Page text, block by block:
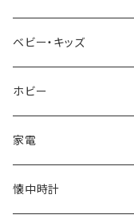
AVALANCHE
ORIENT
ZEPPELIN
SKAGEN
ALV
Merge
ETTINGER
COACH
BOTTEGA VENETA
EMPORIO ARMANI
CALVIN KLEIN
DANIEL WELLINGTON
OROBIANCO
Ellese
COLEMAN
MONTBLANC
BLAZER CLUB
ANDY HAWARD
G GUSTO
GULLWING
BRAUN
RHYTHM
BLOSSOM
MONDAINE
VALENTINO VISCANI
WATERMAN
PARKER
PELIKAN
CROSS
Trangia
Barebones
FEUERHAND
CASIO
ベビー・キッズ
ふわりぃ
ERGO BABY
ホビー
その他
AMOS
家電
CREATE
懐中時計